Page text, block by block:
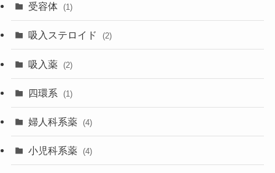
受容体 (1)
吸入ステロイド (2)
吸入薬 (2)
四環系 (1)
婦人科系薬 (4)
小児科系薬 (4)